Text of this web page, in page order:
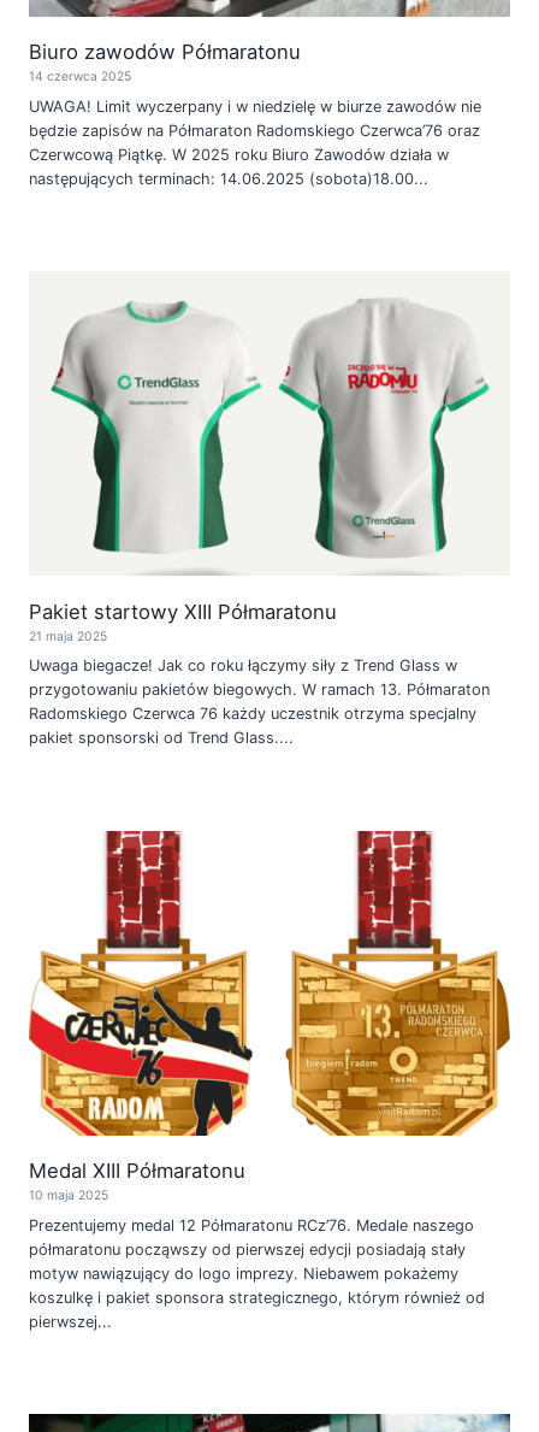
Biuro zawodów Półmaratonu
14 czerwca 2025
UWAGA! Limit wyczerpany i w niedzielę w biurze zawodów nie
będzie zapisów na Półmaraton Radomskiego Czerwca’76 oraz
Czerwcową Piątkę. W 2025 roku Biuro Zawodów działa w
następujących terminach: 14.06.2025 (sobota)18.00...
Pakiet startowy XIII Półmaratonu
21 maja 2025
Uwaga biegacze! Jak co roku łączymy siły z Trend Glass w
przygotowaniu pakietów biegowych. W ramach 13. Półmaraton
Radomskiego Czerwca 76 każdy uczestnik otrzyma specjalny
pakiet sponsorski od Trend Glass....
Medal XIII Półmaratonu
10 maja 2025
Prezentujemy medal 12 Półmaratonu RCz’76. Medale naszego
półmaratonu począwszy od pierwszej edycji posiadają stały
motyw nawiązujący do logo imprezy. Niebawem pokażemy
koszulkę i pakiet sponsora strategicznego, którym również od
pierwszej...